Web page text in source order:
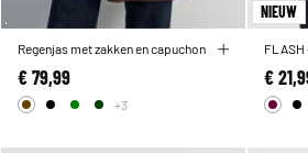
Regenjas met zakken en capuchon
€ 79,99
+3
NIEUW
€